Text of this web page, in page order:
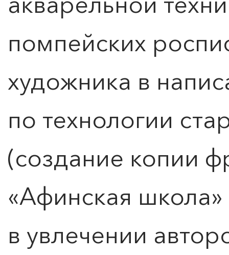
помпейских
художника в
по технологии
(создание копии
«Афинская
в увлечении